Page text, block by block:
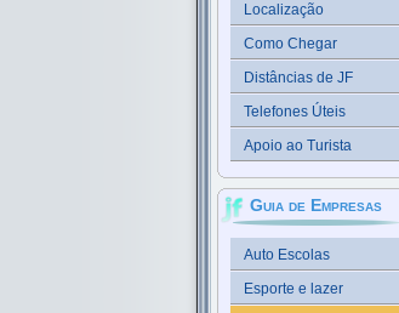
Localização
Como Chegar
Distâncias de JF
Telefones Úteis
Apoio ao Turista
Guia de Empresas
Auto Escolas
Esporte e lazer